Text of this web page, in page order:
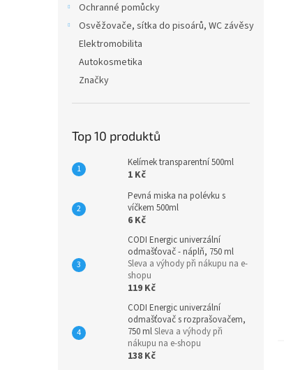
Ochranné pomůcky
Osvěžovače, sítka do pisoárů, WC závěsy
Elektromobilita
Autokosmetika
Značky
Top 10 produktů
Kelímek transparentní 500ml
1 Kč
Pevná miska na polévku s
víčkem 500ml
6 Kč
CODI Energic univerzální
odmašťovač - náplň, 750 ml
Sleva a výhody při nákupu na e-
shopu
119 Kč
CODI Energic univerzální
odmašťovač s rozprašovačem,
750 mlSleva a výhody při
nákupu na e-shopu
138 Kč